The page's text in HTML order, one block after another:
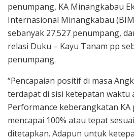
penumpang, KA Minangkabau
Internasional Minangkabau
sebanyak 27.527 penumpang,
relasi Duku – Kayu Tanam pp
penumpang.
“Pencapaian positif di masa
terdapat di sisi ketepatan waktu
Performance keberangkatan
mencapai 100% atau tepat
ditetapkan. Adapun untuk